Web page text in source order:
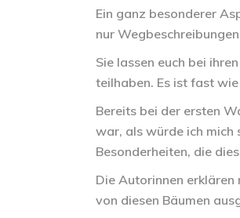
Ein ganz besonderer
nur
Sie lassen euch bei
teilhaben. Es ist fast
Bereits bei der ersten
war, als würde ich mich
Besonderheiten, die
Die Autorinnen
von diesen Bäumen